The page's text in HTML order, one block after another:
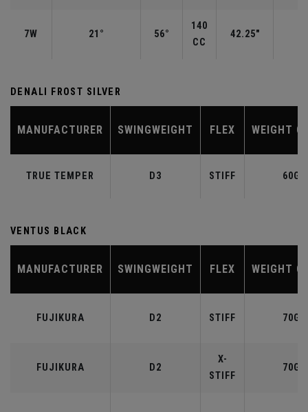
7W 21° 56°
140
CC
42.25"
DENALI FROST SILVER
MANUFACTURER SWINGWEIGHT FLEX WEIGHT
TRUE TEMPER D3 STIFF 60G
VENTUS BLACK
MANUFACTURER SWINGWEIGHT FLEX WEIGHT
FUJIKURA D2 STIFF 70G
FUJIKURA D2
X-
STIFF
70G